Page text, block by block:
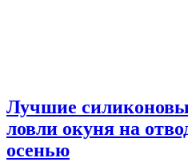
Лучшие
ловли окуня на
осенью